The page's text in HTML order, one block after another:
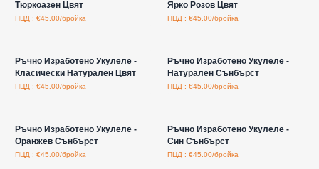
Тюркоазен Цвят
ПЦД : €45.00/бройка
Ярко Розов Цвят
ПЦД : €45.00/бройка
Ръчно Изработено Укулеле -
Класически Натурален Цвят
ПЦД : €45.00/бройка
Ръчно Изработено Укулеле -
Натурален Сънбърст
ПЦД : €45.00/бройка
Ръчно Изработено Укулеле -
Оранжев Сънбърст
ПЦД : €45.00/бройка
Ръчно Изработено Укулеле -
Син Сънбърст
ПЦД : €45.00/бройка